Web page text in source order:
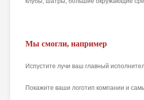
Мы смогли, например
Испустите лучи ваш главный
Покажите ваши логотип компании и